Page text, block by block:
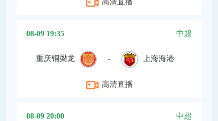
高清直播
08-09 19:35 中超
重庆铜梁龙 - 上海海港
高清直播
08-09 20:00 中超